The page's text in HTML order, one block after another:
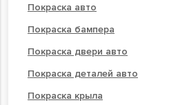
Покраска авто
Покраска бампера
Покраска двери авто
Покраска деталей авто
Покраска крыла